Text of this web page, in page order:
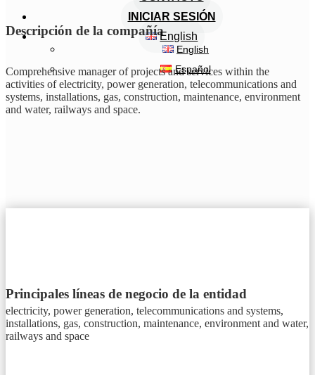
INICIAR SESIÓN
English
English
Español
Descripción de la compañía
Comprehensive manager of projects and services within the
activities of electricity, power generation, telecommunications and
systems, installations, gas, construction, maintenance, environment
and water, railways and space.
Principales líneas de negocio de la entidad
electricity, power generation, telecommunications and systems,
installations, gas, construction, maintenance, environment and water,
railways and space